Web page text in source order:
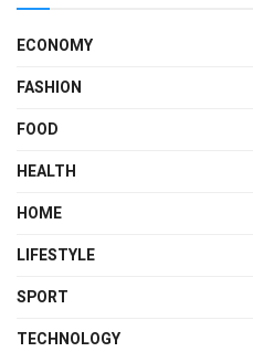
ECONOMY
FASHION
FOOD
HEALTH
HOME
LIFESTYLE
SPORT
TECHNOLOGY